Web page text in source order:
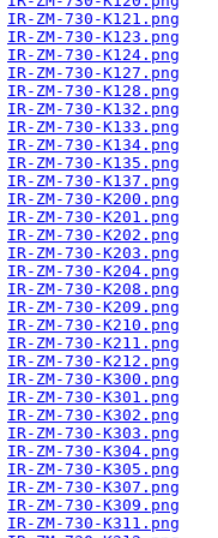
IR-ZM-730-K121.png
IR-ZM-730-K123.png
IR-ZM-730-K124.png
IR-ZM-730-K127.png
IR-ZM-730-K128.png
IR-ZM-730-K132.png
IR-ZM-730-K133.png
IR-ZM-730-K134.png
IR-ZM-730-K135.png
IR-ZM-730-K137.png
IR-ZM-730-K200.png
IR-ZM-730-K201.png
IR-ZM-730-K202.png
IR-ZM-730-K203.png
IR-ZM-730-K204.png
IR-ZM-730-K208.png
IR-ZM-730-K209.png
IR-ZM-730-K210.png
IR-ZM-730-K211.png
IR-ZM-730-K212.png
IR-ZM-730-K300.png
IR-ZM-730-K301.png
IR-ZM-730-K302.png
IR-ZM-730-K303.png
IR-ZM-730-K304.png
IR-ZM-730-K305.png
IR-ZM-730-K307.png
IR-ZM-730-K309.png
IR-ZM-730-K311.png